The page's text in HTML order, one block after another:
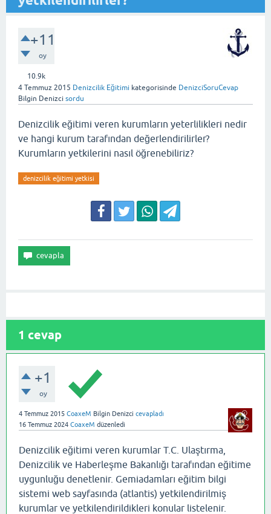
+11
oy
10.9k
4 Temmuz 2015 Denizcilik Eğitimi kategorisinde DenizciSoruCevap
Bilgin Denizci sordu
Denizcilik eğitimi veren kurumların yeterlilikleri nedir
ve hangi kurum tarafından değerlendirilirler?
Kurumların yetkilerini nasıl öğrenebiliriz?
denizcilik eğitimi yetkisi
1 cevap
+1
oy
4 Temmuz 2015 CoaxeM Bilgin Denizci cevapladı
16 Temmuz 2024 CoaxeM düzenledi
Denizcilik eğitimi veren kurumlar T.C. Ulaştırma,
Denizcilik ve Haberleşme Bakanlığı tarafından eğitime
uygunluğu denetlenir. Gemiadamları eğitim bilgi
sistemi web sayfasında (atlantis) yetkilendirilmiş
kurumlar ve yetkilendirildikleri konular listelenir.